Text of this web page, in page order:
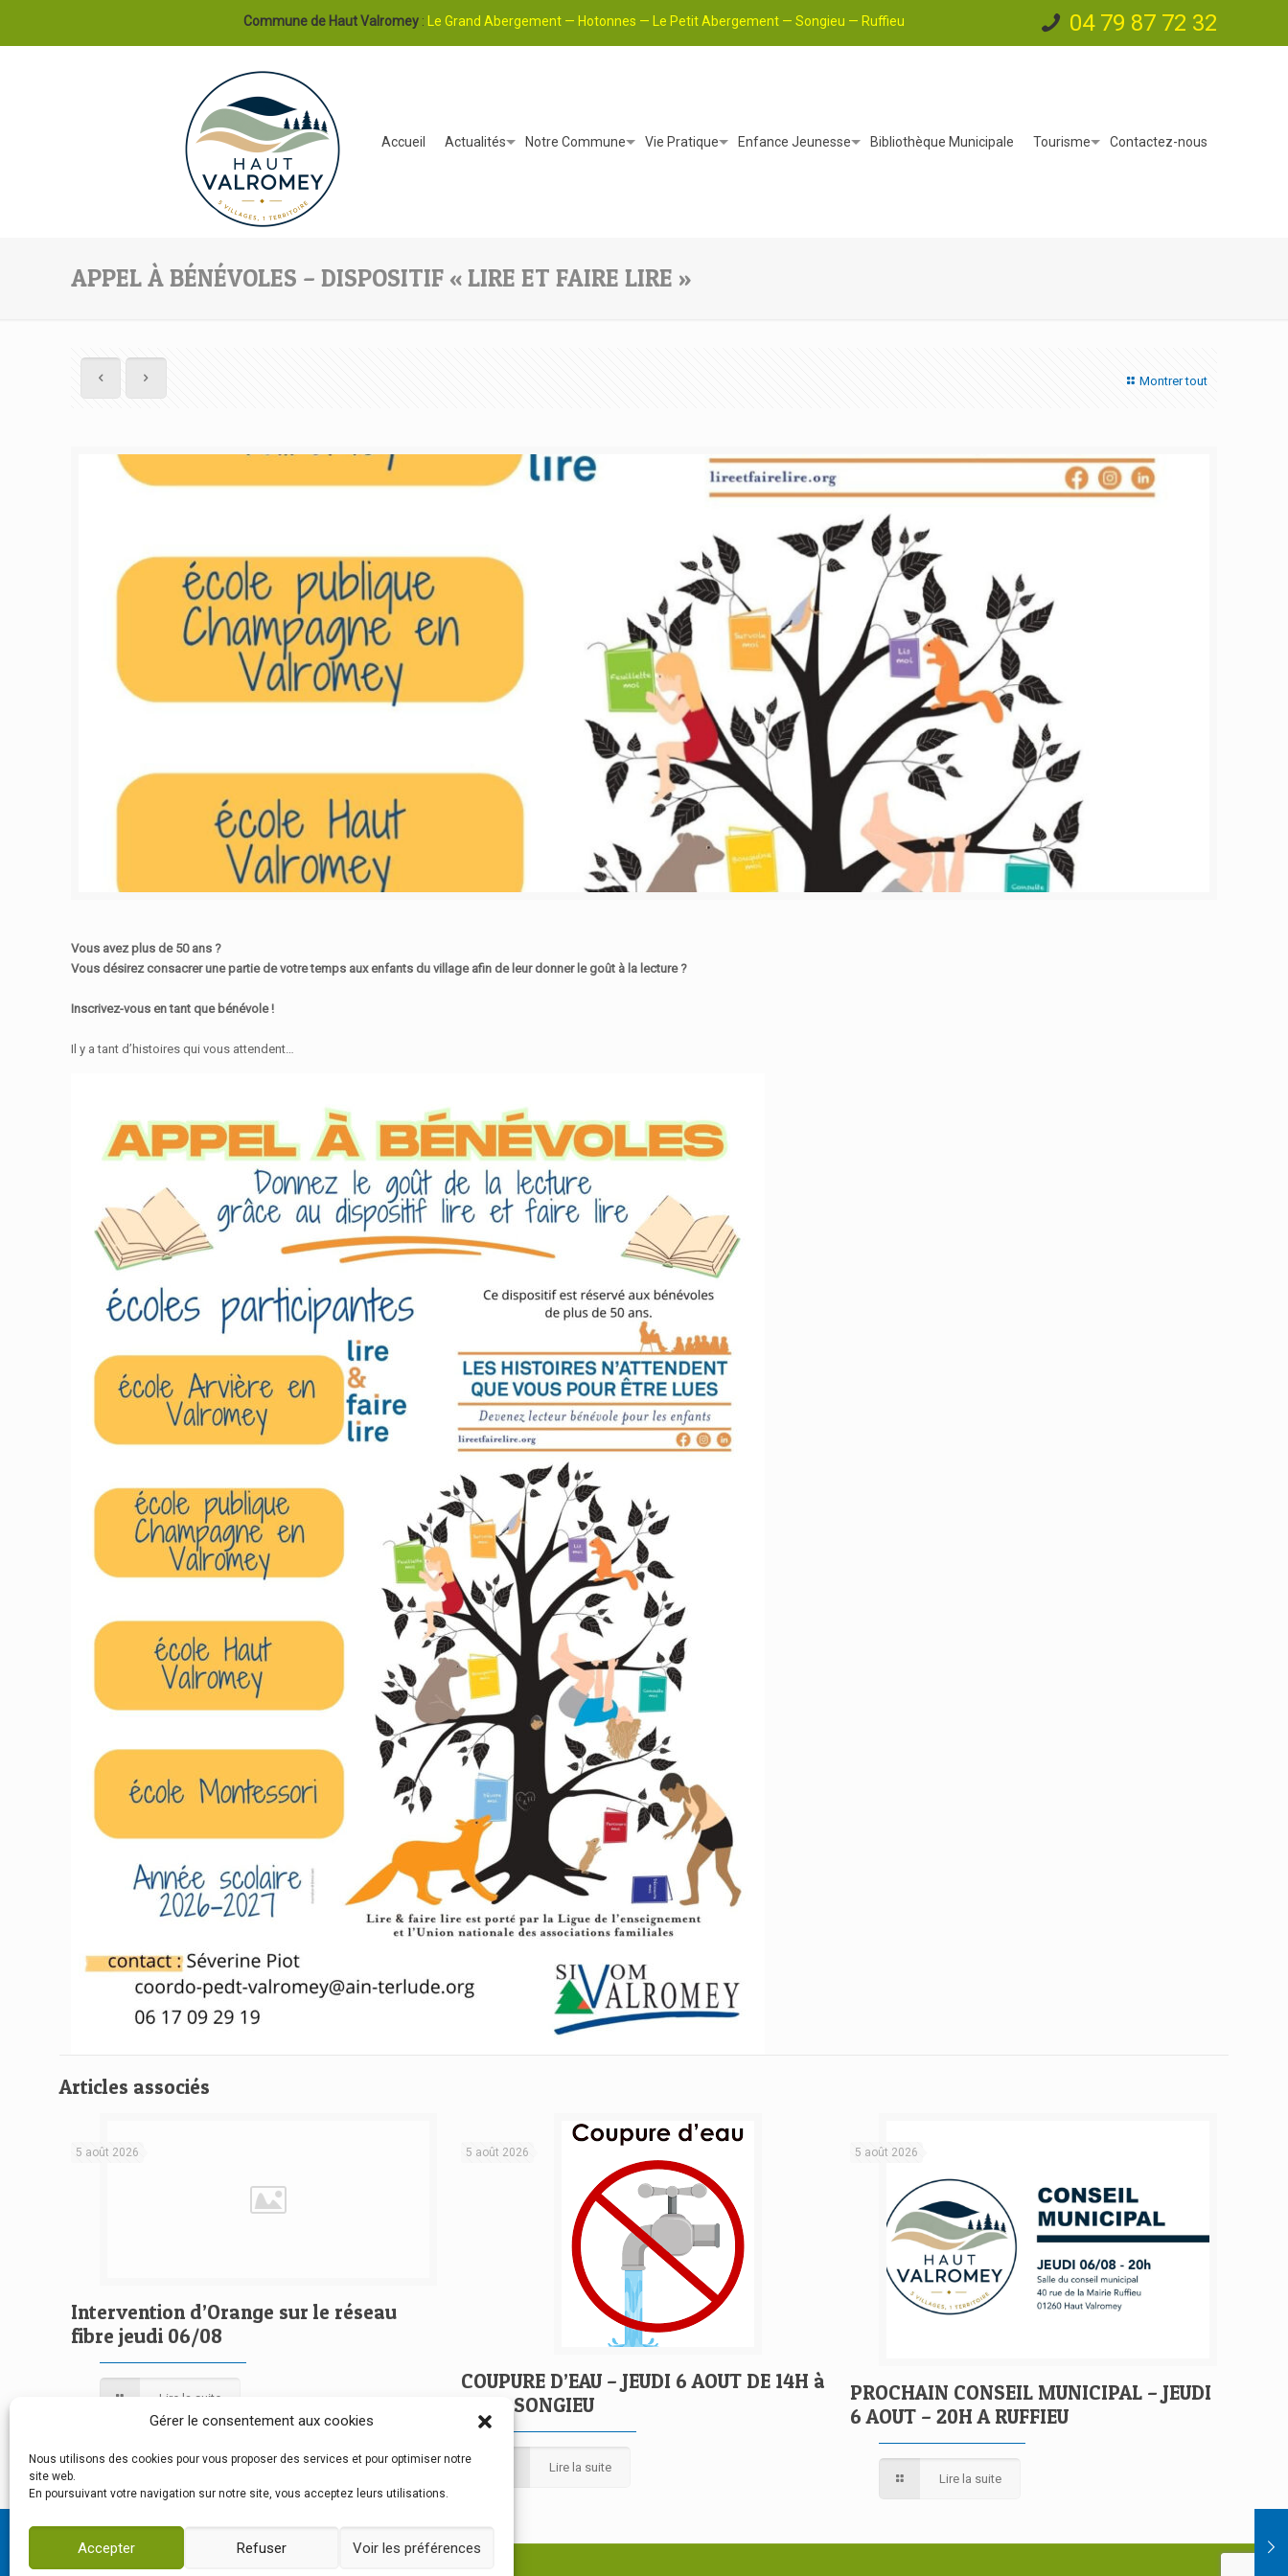
Gérer le consentement aux cookies
Nous utilisons des cookies pour vous proposer des services et pour optimiser notre
site web.
En poursuivant votre navigation sur notre site, vous acceptez leurs utilisations.
Accepter Refuser Voir les préférences
Commune de Haut Valromey: Le Grand Abergement — Hotonnes — Le Petit Abergement — Songieu — Ruffieu 04 79 87 72 32
Accueil Actualités Notre Commune Vie Pratique Enfance Jeunesse Bibliothèque Municipale Tourisme Contactez-nous
APPEL À BÉNÉVOLES – DISPOSITIF « LIRE ET FAIRE LIRE »
Montrer tout
Vous avez plus de 50 ans ?
Vous désirez consacrer une partie de votre temps aux enfants du village afin de leur donner le goût à la lecture ?
Inscrivez-vous en tant que bénévole !
Il y a tant d’histoires qui vous attendent…
Articles associés
5 août 2026
Intervention d’Orange sur le réseau
fibre jeudi 06/08
Lire la suite
5 août 2026
COUPURE D’EAU – JEUDI 6 AOUT DE 14H à
17H – SONGIEU
Lire la suite
5 août 2026
PROCHAIN CONSEIL MUNICIPAL – JEUDI
6 AOUT – 20H A RUFFIEU
Lire la suite